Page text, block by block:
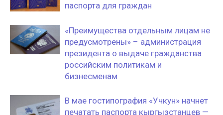
паспорта для граждан
«Преимущества отдельным лицам не
предусмотрены» – администрация
президента о выдаче гражданства
российским политикам и
бизнесменам
В мае гостипография «Учкун» начнет
печатать паспорта кыргызстанцев —